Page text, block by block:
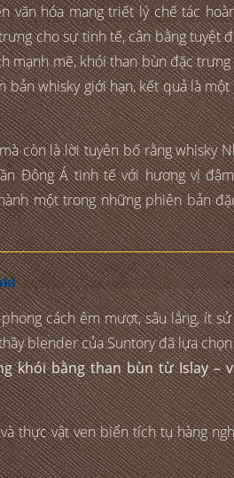
văn hóa mang triết lý chế tác
cho sự tinh tế, cân bằng tuyệt
mạnh mẽ, khói than bùn đặc
bản whisky giới hạn, kết quả là
còn là lời tuyên bố rằng whisky
Đông Á tinh tế với hương vị
một trong những phiên bản
cách êm mượt, sâu lắng, ít
blender của Suntory đã lựa
khói bằng than bùn từ Islay –
thực vật ven biển tích tụ hàng